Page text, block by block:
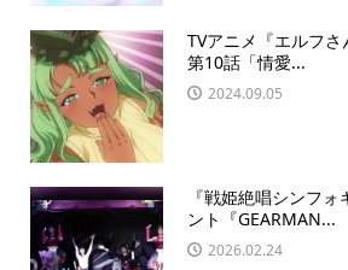
TVアニメ『エルフさ
第10話「情愛...
2024.09.05
『戦姫絶唱シンフ
ント『GEARMAN...
2026.02.24